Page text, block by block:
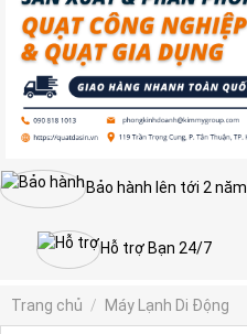
Bảo hành lên tới 2 năm
Hỗ trợ Bạn 24/7
Trang chủ / Máy Lạnh Di Động